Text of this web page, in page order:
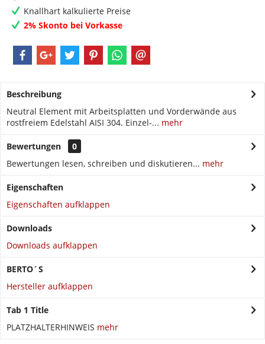
Knallhart kalkulierte Preise
2% Skonto bei Vorkasse
Beschreibung
Neutral Element mit Arbeitsplatten und Vorderwände aus
rostfreiem Edelstahl AISI 304. Einzel-... mehr
Bewertungen
0
Bewertungen lesen, schreiben und diskutieren... mehr
Eigenschaften
Eigenschaften aufklappen
Downloads
Downloads aufklappen
BERTO´S
Hersteller aufklappen
Tab 1 Title
PLATZHALTERHINWEIS mehr